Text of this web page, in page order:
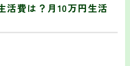
活費は？月10万円生活